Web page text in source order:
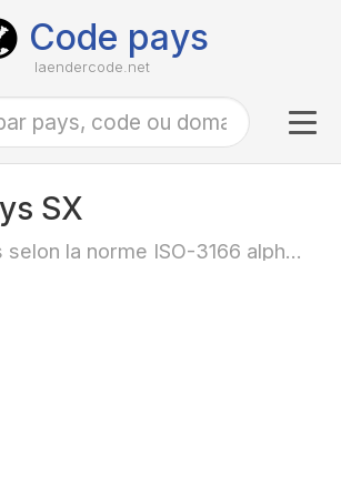
Code pays
laendercode.net
SX
Nom de pays selon la norme ISO-3166 alpha-2